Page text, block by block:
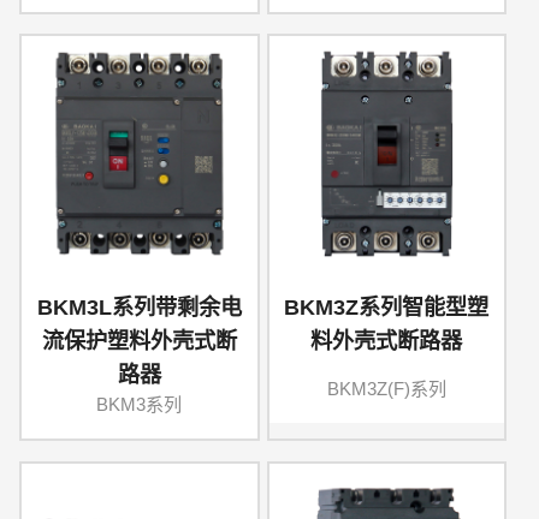
BKM3L系列带剩余电
流保护塑料外壳式断
路器
BKM3系列
BKM3Z系列智能型塑
料外壳式断路器
BKM3Z(F)系列